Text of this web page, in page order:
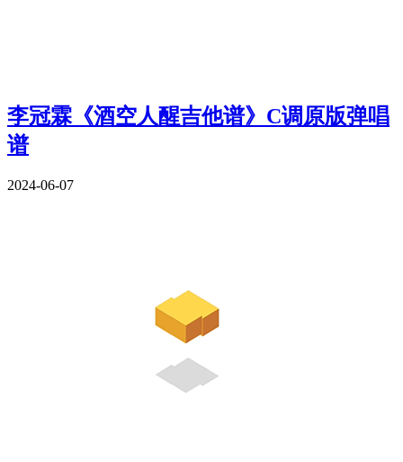
李冠霖《酒空人醒吉他谱》C调原版弹唱
谱
2024-06-07